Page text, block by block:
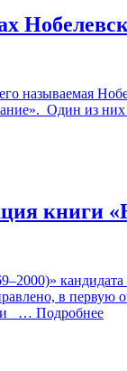
называемая
Один из
книги
в первую
… Подробнее